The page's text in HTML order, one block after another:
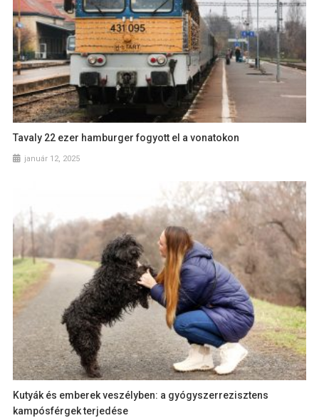
Tavaly 22 ezer hamburger fogyott el a vonatokon
január 12, 2025
Kutyák és emberek veszélyben: a gyógyszerrezisztens
kampósférgek terjedése